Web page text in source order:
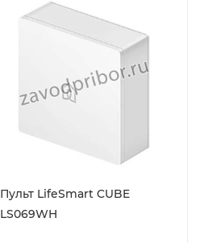
Пульт LifeSmart CUBE
LS069WH